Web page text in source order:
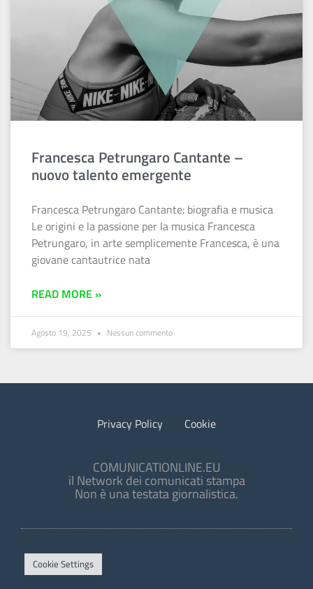
Francesca Petrungaro Cantante –
nuovo talento emergente
Francesca Petrungaro Cantante: biografia e musica
Le origini e la passione per la musica Francesca
Petrungaro, in arte semplicemente Francesca, è una
giovane cantautrice nata
READ MORE »
Agosto 19, 2025 Nessun commento
Privacy Policy Cookie
COMUNICATIONLINE.EU
il Network dei comunicati stampa
Non è una testata giornalistica.
Cookie Settings